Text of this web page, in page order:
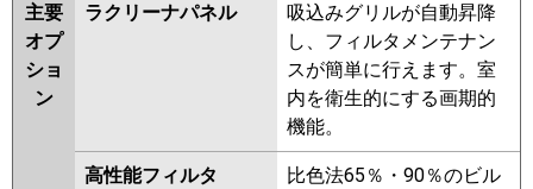
主要
オプ
ショ
ン
ラクリーナパネル
吸込みグリルが自動昇降
し、フィルタメンテナン
スが簡単に行えます。室
内を衛生的にする画期的
機能。
高性能フィルタ
比色法65％・90％のビル